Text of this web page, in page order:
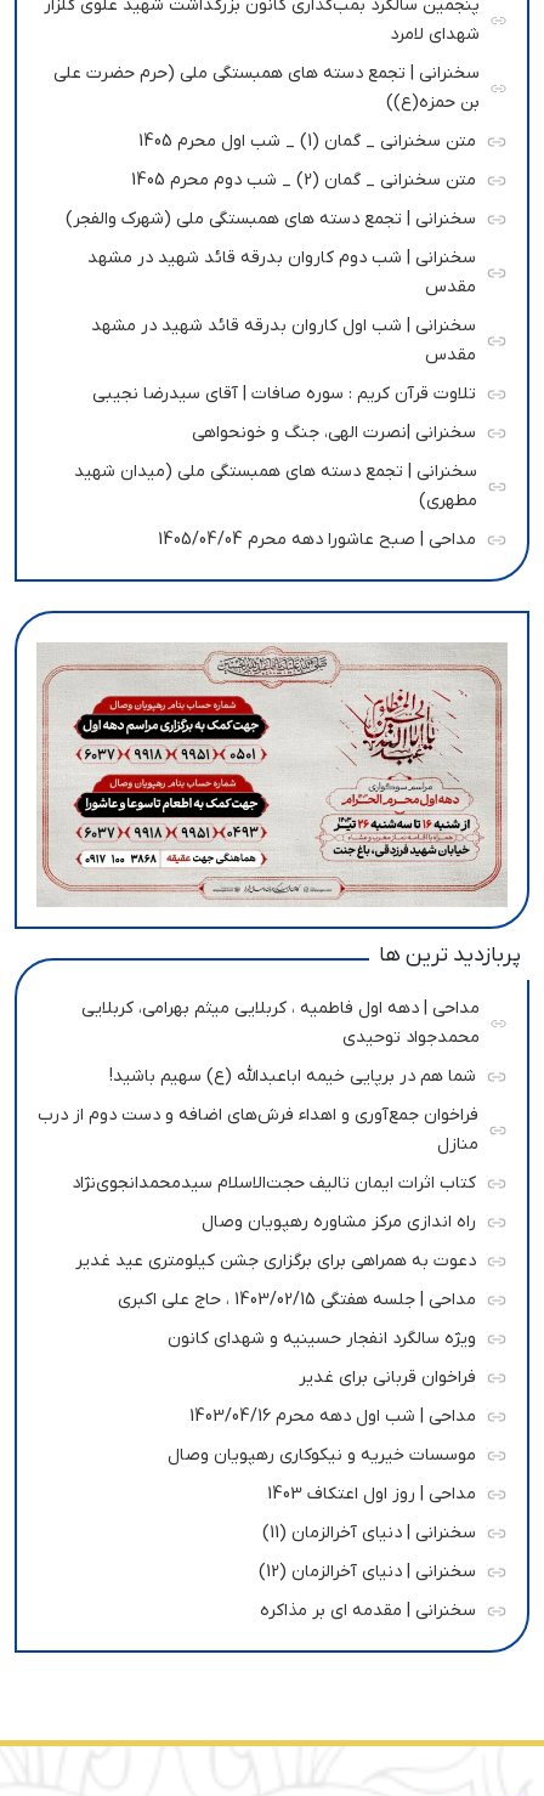
پنجمین سالگرد بمب‌گذاری کانون بزرگداشت شهید علوی گلزار
شهدای لامرد
سخنرانی | تجمع دسته های همبستگی ملی (حرم حضرت علی
بن حمزه(ع))
متن سخنرانی _ گمان (1) _ شب اول محرم 1405
متن سخنرانی _ گمان (2) _ شب دوم محرم 1405
سخنرانی | تجمع دسته های همبستگی ملی (شهرک والفجر)
سخنرانی | شب دوم کاروان بدرقه قائد شهید در مشهد
مقدس
سخنرانی | شب اول کاروان بدرقه قائد شهید در مشهد
مقدس
تلاوت قرآن کریم : سوره صافات | آقای سیدرضا نجیبی
سخنرانی |نصرت الهی، جنگ و خونحواهی
سخنرانی | تجمع دسته های همبستگی ملی (میدان شهید
مطهری)
مداحی | صبح عاشورا دهه محرم 1405/04/04
پربازدید ترین ها
مداحی | دهه اول فاطمیه ، کربلایی میثم بهرامی، کربلایی
محمدجواد توحیدی
شما هم در برپایی خیمه اباعبدالله (ع) سهیم باشید!
فراخوان جمع‌آوری و اهداء فرش‌های اضافه و دست دوم از درب
منازل
کتاب اثرات ایمان تالیف حجت‌الاسلام سیدمحمدانجوی‌نژاد
راه اندازی مرکز مشاوره رهپویان وصال
دعوت به همراهی برای برگزاری جشن کیلومتری عید غدیر
مداحی | جلسه هفتگی 1403/02/15 ، حاج علی اکبری
ویژه سالگرد انفجار حسینیه و شهدای کانون
فراخوان قربانی برای غدیر
مداحی | شب اول دهه محرم 1403/04/16
موسسات خیریه و نیکوکاری رهپویان وصال
مداحی | روز اول اعتکاف 1403
سخنرانی | دنیای آخرالزمان (11)
سخنرانی | دنیای آخرالزمان (12)
سخنرانی | مقدمه ای بر مذاکره